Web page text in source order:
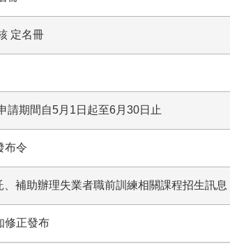
定名冊
請期間自5月1日起至6月30日止
布令
補助辦理失業者職前訓練相關課程招生訊息
修正發布